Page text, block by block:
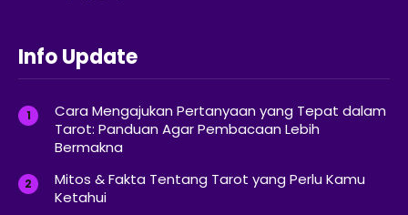
Info Update
Cara Mengajukan Pertanyaan yang Tepat dalam
Tarot: Panduan Agar Pembacaan Lebih
Bermakna
Mitos & Fakta Tentang Tarot yang Perlu Kamu
Ketahui